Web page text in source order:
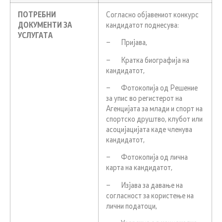
ПОТРЕБНИ
ДОКУМЕНТИ ЗА
УСЛУГАТА
Согласно објавениот конкурс
кандидатот поднесува:
– Пријава,
– Кратка биографија на
кандидатот,
– Фотокопија од Решение
за упис во регистерот на
Агенцијата за млади и спорт на
спортско друштво, клубот или
асоцијацијата каде членува
кандидатот,
– Фотокопија од лична
карта на кандидатот,
– Изјава за давање на
согласност за користење на
лични податоци,